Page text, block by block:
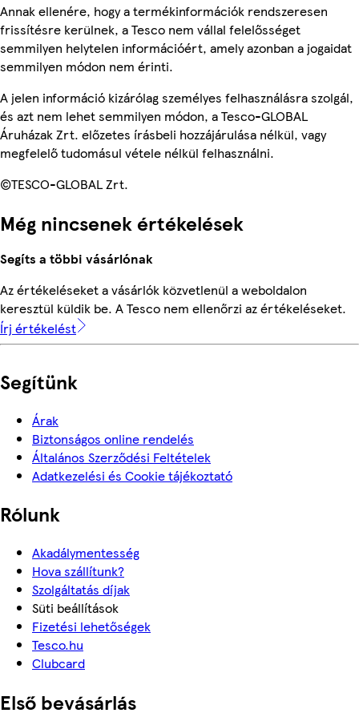
Annak ellenére, hogy a termékinformációk rendszeresen
frissítésre kerülnek, a Tesco nem vállal felelősséget
semmilyen helytelen információért, amely azonban a jogaidat
semmilyen módon nem érinti.
A jelen információ kizárólag személyes felhasználásra szolgál,
és azt nem lehet semmilyen módon, a Tesco-GLOBAL
Áruházak Zrt. előzetes írásbeli hozzájárulása nélkül, vagy
megfelelő tudomásul vétele nélkül felhasználni.
©TESCO-GLOBAL Zrt.
Még nincsenek értékelések
Segíts a többi vásárlónak
Az értékeléseket a vásárlók közvetlenül a weboldalon
keresztül küldik be. A Tesco nem ellenőrzi az értékeléseket.
Írj értékelést
Segítünk
Árak
Biztonságos online rendelés
Általános Szerződési Feltételek
Adatkezelési és Cookie tájékoztató
Rólunk
Akadálymentesség
Hova szállítunk?
Szolgáltatás díjak
Süti beállítások
Fizetési lehetőségek
Tesco.hu
Clubcard
Első bevásárlás